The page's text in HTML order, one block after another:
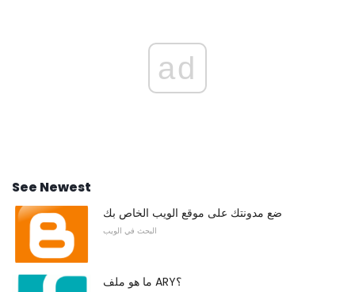
ad
See Newest
ضع مدونتك على موقع الويب الخاص بك
البحث في الويب
ما هو ملف ARY؟